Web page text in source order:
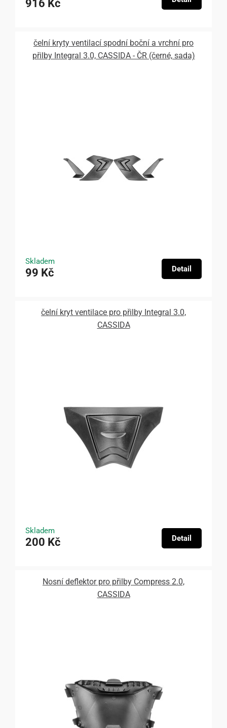
916 Kč
čelní kryty ventilací spodní boční a vrchní pro
přilby Integral 3.0, CASSIDA - ČR (černé, sada)
Skladem
99 Kč Detail
čelní kryt ventilace pro přilby Integral 3.0,
CASSIDA
Skladem
200 Kč Detail
Nosní deflektor pro přilby Compress 2.0,
CASSIDA